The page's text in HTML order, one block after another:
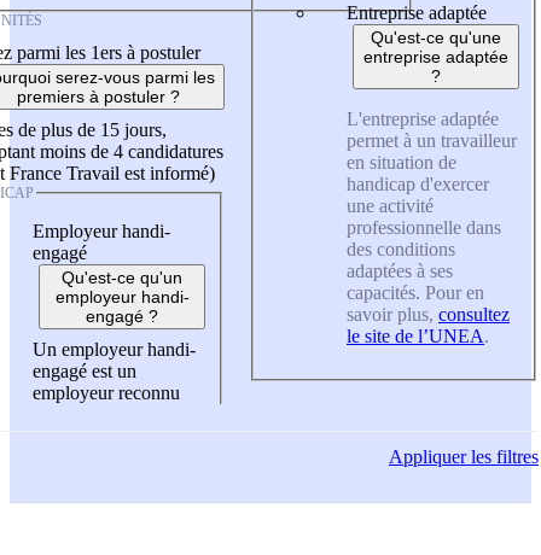
parmi les 1ers à postuler
serez-vous parmi les
premiers à postuler ?
de plus de 15 jours,
moins de 4 candidatures
France Travail est informé)
Employeur handi-
engagé
Qu'est-ce qu'un
employeur handi-
engagé ?
Un employeur handi-
engagé est un
employeur reconnu
Entreprise adaptée
Qu'est-ce qu'une
entreprise adaptée
?
L'entreprise adaptée
permet à un travailleur
en situation de
handicap d'exercer
une activité
professionnelle dans
des conditions
adaptées à ses
capacités. Pour en
savoir plus, consultez
le site de l’UNEA.
Appliquerles filtres